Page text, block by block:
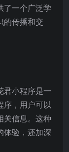
了一个广泛学
的传播和交
君小程序是一
序，用户可以
关信息。这种
体验，还加深